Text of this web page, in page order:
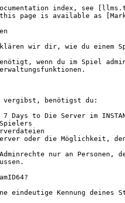
index, see
page is available as
wir dir, wie du einem
wenn du im Spiel
vergibst, benötigst du:
to Die Server im
oder die Möglichkeit,
nur an Personen,
eindeutige Kennung deines